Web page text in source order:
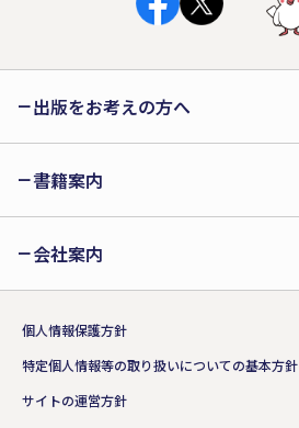
出版をお考えの方へ
書籍案内
会社案内
個人情報保護方針
特定個人情報等の取り扱いについての基本方針
サイトの運営方針